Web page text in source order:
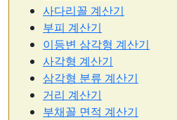
사다리꼴 계산기
부피 계산기
이등변 삼각형 계산기
사각형 계산기
삼각형 분류 계산기
거리 계산기
부채꼴 면적 계산기